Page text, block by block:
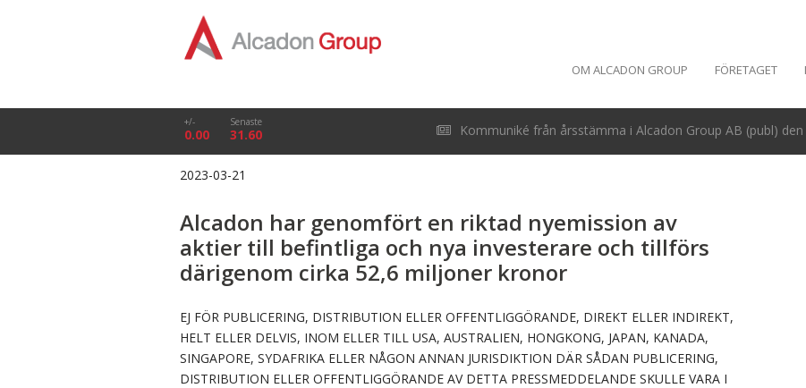
OM ALCADON GROUP FÖRETAGET
+/-
0.00
Senaste
31.60 Kommuniké från årsstämma i Alcadon Group AB (publ)
2023-03-21
Alcadon har genomfört en riktad nyemission av
aktier till befintliga och nya investerare och tillförs
därigenom cirka 52,6 miljoner kronor
EJ FÖR PUBLICERING, DISTRIBUTION ELLER OFFENTLIGGÖRANDE, DIREKT ELLER INDIREKT,
HELT ELLER DELVIS, INOM ELLER TILL USA, AUSTRALIEN, HONGKONG, JAPAN, KANADA,
SINGAPORE, SYDAFRIKA ELLER NÅGON ANNAN JURISDIKTION DÄR SÅDAN PUBLICERING,
DISTRIBUTION ELLER OFFENTLIGGÖRANDE AV DETTA PRESSMEDDELANDE SKULLE VARA I